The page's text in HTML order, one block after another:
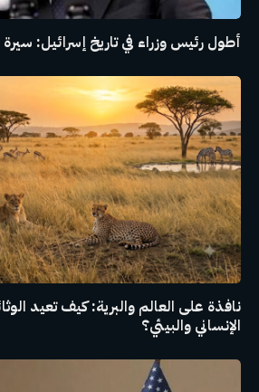
أطول رئيس وزراء في تاريخ إسرائيل:
نافذة على العالم والبرية: كيف تعيد
الإنساني والبيئي؟